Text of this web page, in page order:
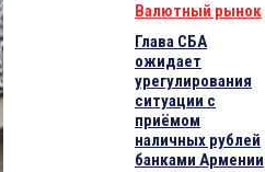
Валютный рынок
Глава СБА
ожидает
урегулирования
ситуации с
приёмом
наличных рублей
банками Армении